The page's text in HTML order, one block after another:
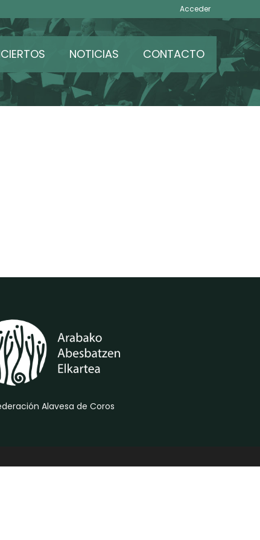
Acceder
NOTICIAS CONTACTO
Alavesa de Coros